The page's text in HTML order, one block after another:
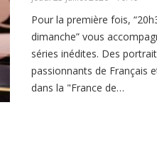
Pour la première fois,
dimanche” vous
séries inédites. Des
passionnants de Français
dans la "France de…